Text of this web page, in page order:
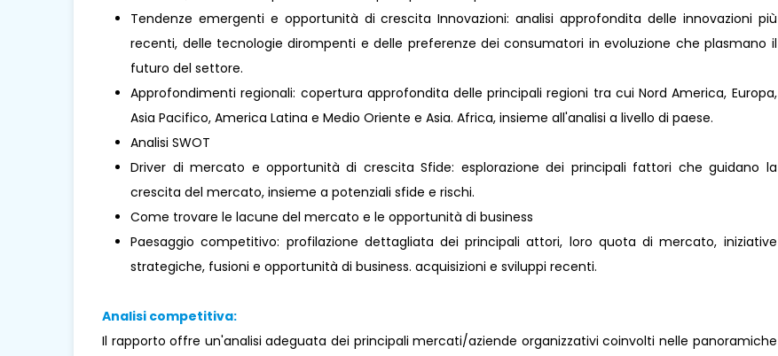
Tendenze emergenti e opportunità di crescita Innovazioni: analisi approfondita delle innovazioni più
recenti, delle tecnologie dirompenti e delle preferenze dei consumatori in evoluzione che plasmano il
futuro del settore.
Approfondimenti regionali: copertura approfondita delle principali regioni tra cui Nord America, Europa,
Asia Pacifico, America Latina e Medio Oriente e Asia. Africa, insieme all'analisi a livello di paese.
Analisi SWOT
Driver di mercato e opportunità di crescita Sfide: esplorazione dei principali fattori che guidano la
crescita del mercato, insieme a potenziali sfide e rischi.
Come trovare le lacune del mercato e le opportunità di business
Paesaggio competitivo: profilazione dettagliata dei principali attori, loro quota di mercato, iniziative
strategiche, fusioni e opportunità di business. acquisizioni e sviluppi recenti.
Analisi competitiva:
Il rapporto offre un'analisi adeguata dei principali mercati/aziende organizzativi coinvolti nelle panoramiche